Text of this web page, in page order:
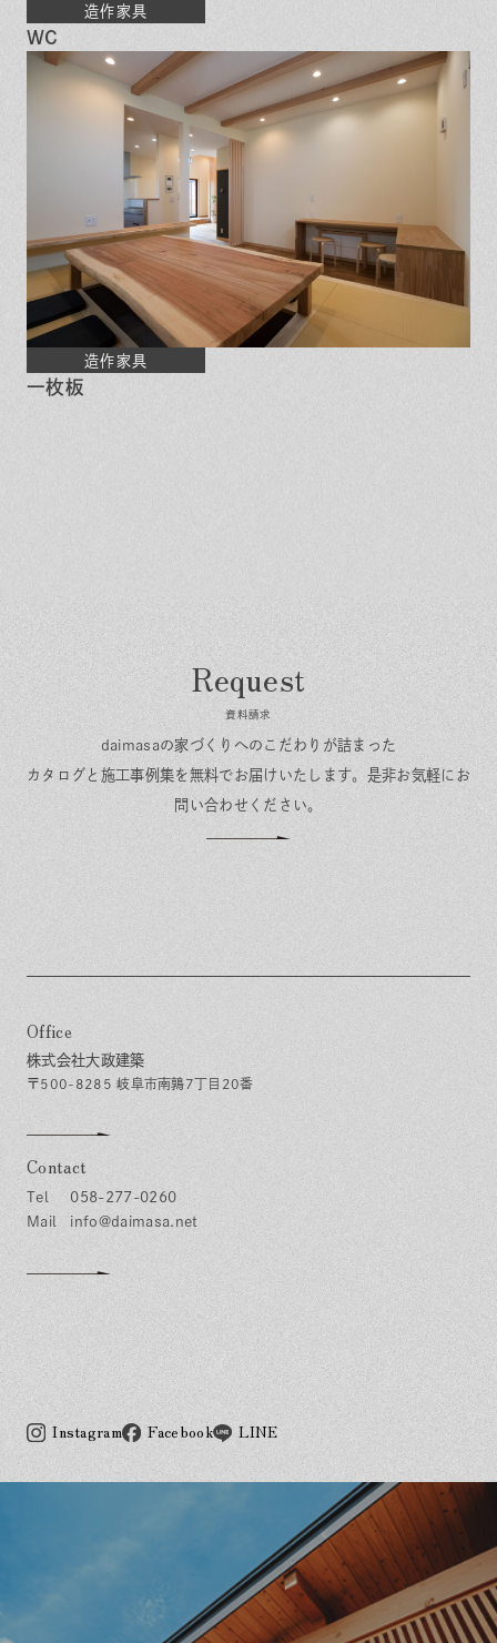
造作家具
WC
造作家具
一枚板
資料請求
daimasaの家づくりへのこだわりが詰まった
カタログと施工事例集を無料でお届けいたします。 是非お気軽にお
問い合わせください。
Office
株式会社大政建築
〒500-8285 岐阜市南鶉7丁目20番
Contact
058-277-0260
info@daimasa.net
Instagram Facebook LINE